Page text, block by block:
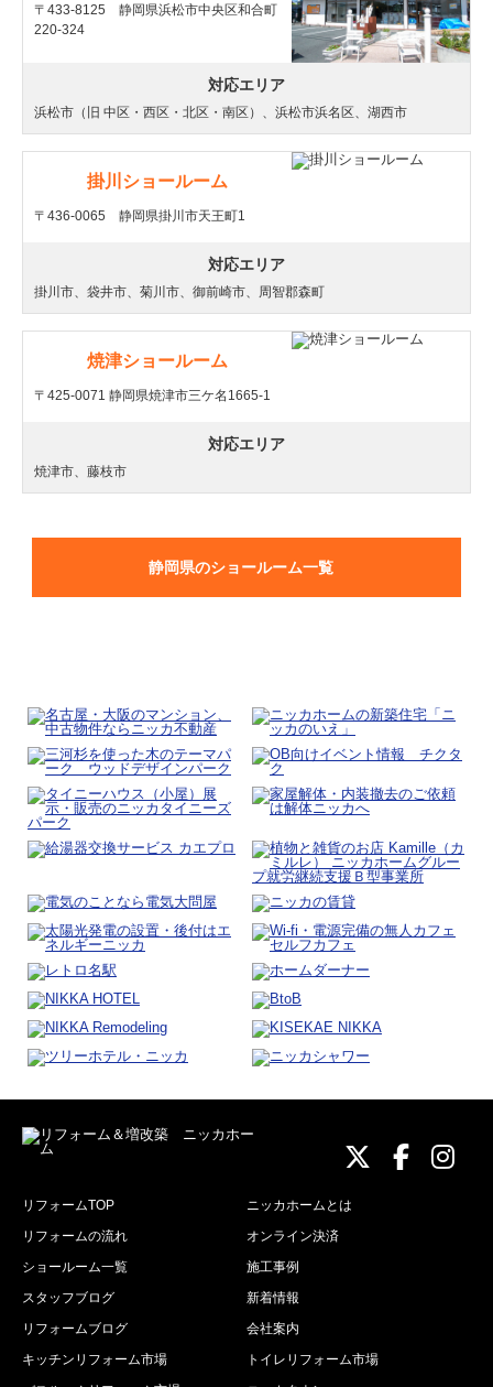
〒433-8125 静岡県浜松市中央区和合町
220-324
対応エリア
浜松市（旧 中区・西区・北区・南区）、浜松市浜名区、湖西市
掛川ショールーム
〒436-0065 静岡県掛川市天王町1
対応エリア
掛川市、袋井市、菊川市、御前崎市、周智郡森町
焼津ショールーム
〒425-0071 静岡県焼津市三ケ名1665-1
対応エリア
焼津市、藤枝市
静岡県のショールーム一覧
ニッカ
ニッニ
リフォームTOP
ニッカホームとは
リフォームの流れ
オンライン決済
ショールーム一覧
施工事例
スタッフブログ
新着情報
リフォームブログ
会社案内
キッチンリフォーム市場
トイレリフォーム市場